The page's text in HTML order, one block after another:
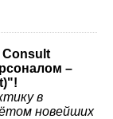
Consult
–
в
новейших